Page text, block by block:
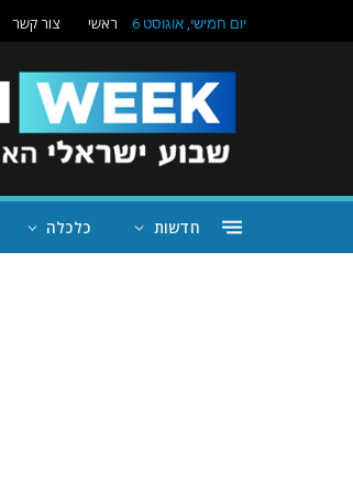
יום חמישי, אוגוסט 6 ראשי צור קשר
חדשות כלכלה